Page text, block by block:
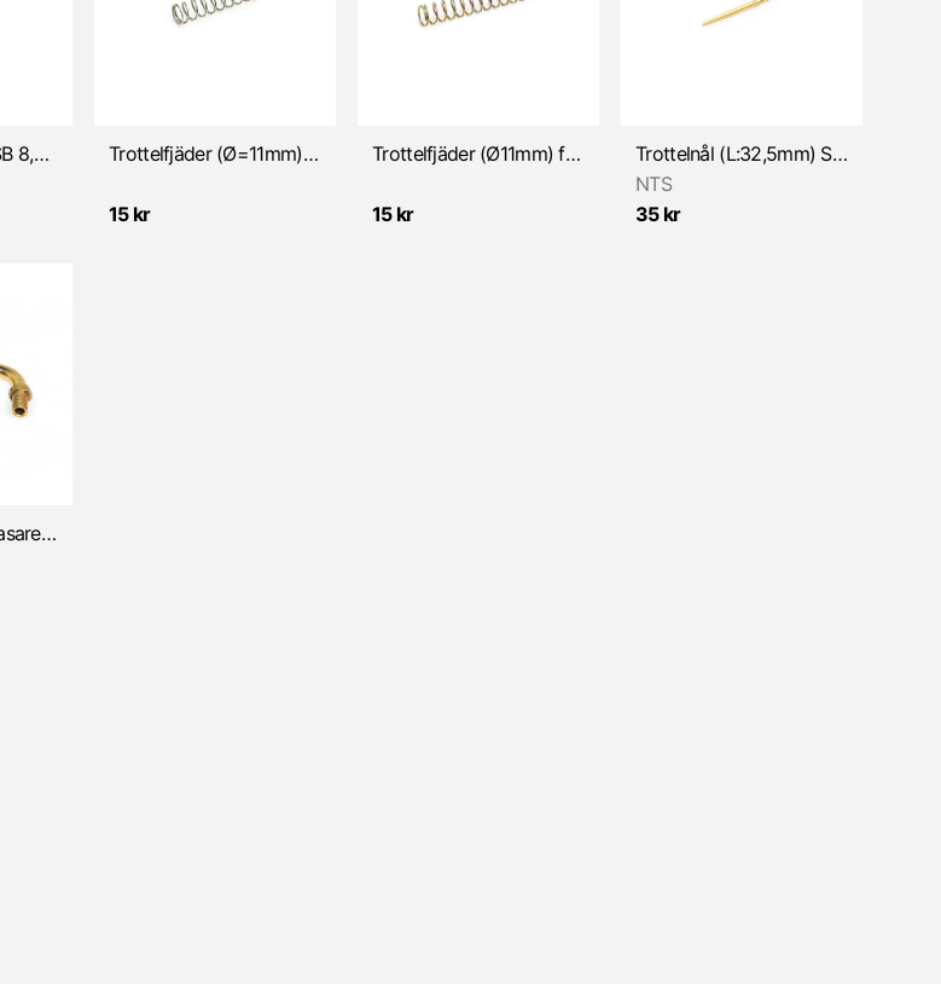
Trottel typ Bing SSB 8,5-13mm (Sachs)
Trottelfjäder (Ø=11mm) för SSE/SSB/SSN/SSG/SRC
15 kr
Trottelfjäder (Ø11mm) för Bing SSB 17mm (Sachs)
15 kr
Trottelnål (L:32,5mm) SSE/SSB/SRC/SSD/SSF/SSG/SSN förg.
NTS
35 kr
Vinkelrör 90° förgasare typ Bing 6mm